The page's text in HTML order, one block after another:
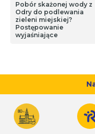
Pobór skażonej wody z
Odry do podlewania
zieleni miejskiej?
Postępowanie
wyjaśniające